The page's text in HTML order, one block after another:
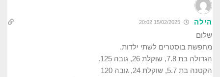
הילה
שלום
מחפשת בוסטרים לשתי ילדות.
הגדולה בת 7.8, שוקלת 26, גובה 125.
הקטנה בת 5.7, שוקלת 24, גובה 120